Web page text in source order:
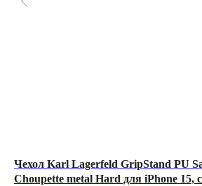
Чехол Karl Lagerfeld GripStand PU
Choupette metal Hard для iPhone 15,